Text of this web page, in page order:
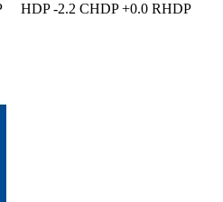
HDP -2.2 CHDP +0.0 RHDP